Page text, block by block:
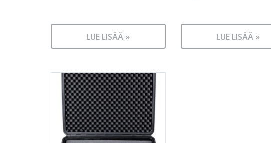
LUE LISÄÄ » LUE LISÄÄ »